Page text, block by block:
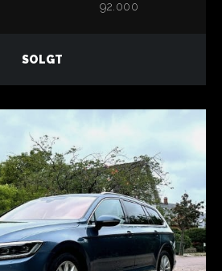
92.000
SOLGT